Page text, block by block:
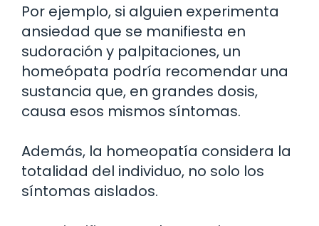
Por ejemplo, si alguien experimenta
ansiedad que se manifiesta en
sudoración y palpitaciones, un
homeópata podría recomendar una
sustancia que, en grandes dosis,
causa esos mismos síntomas.
Además, la homeopatía considera la
totalidad del individuo, no solo los
síntomas aislados.